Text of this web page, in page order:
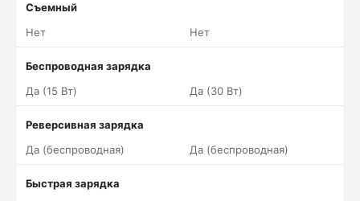
Съемный
Нет
Нет
Беспроводная зарядка
Да (15 Вт)
Да (30 Вт)
Реверсивная зарядка
Да (беспроводная)
Да (беспроводная)
Быстрая зарядка